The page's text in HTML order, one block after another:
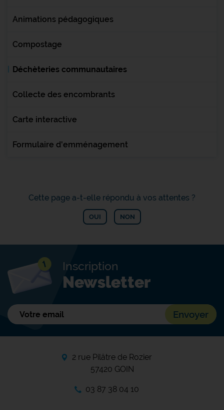
Animations pédagogiques
Compostage
Déchèteries communautaires
Collecte des encombrants
Carte interactive
Formulaire d'emménagement
Cette page a-t-elle répondu à vos attentes ?
OUI NON
Inscription
Newsletter
2 rue Pilâtre de Rozier
57420 GOIN
03 87 38 04 10